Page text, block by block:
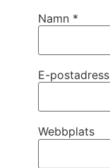
Namn *
E-postadress
Webbplats